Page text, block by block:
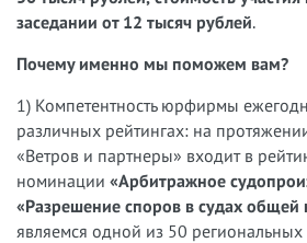
заседании от 12 тысяч рублей.
Почему именно мы поможем вам?
1) Компетентность юрфирмы
различных рейтингах: на
«Ветров и партнеры» входит в
номинации «Арбитражное
«Разрешение споров в судах
являемся одной из 50